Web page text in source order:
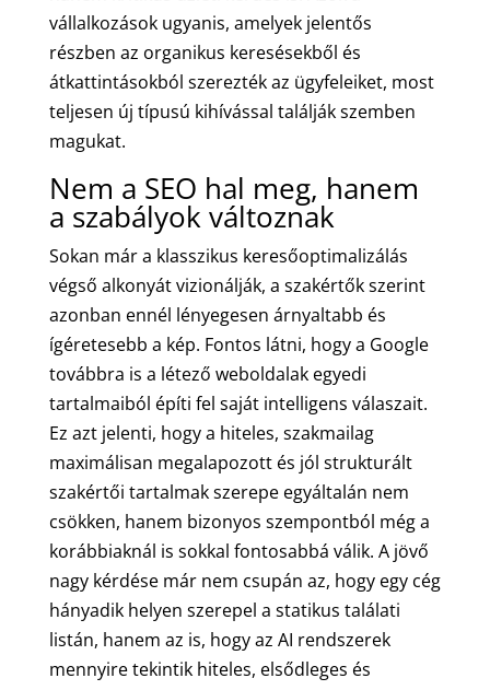
vállalkozások ugyanis, amelyek jelentős
részben az organikus keresésekből és
átkattintásokból szerezték az ügyfeleiket, most
teljesen új típusú kihívással találják szemben
magukat.
Nem a SEO hal meg, hanem
a szabályok változnak
Sokan már a klasszikus keresőoptimalizálás
végső alkonyát vizionálják, a szakértők szerint
azonban ennél lényegesen árnyaltabb és
ígéretesebb a kép. Fontos látni, hogy a Google
továbbra is a létező weboldalak egyedi
tartalmaiból építi fel saját intelligens válaszait.
Ez azt jelenti, hogy a hiteles, szakmailag
maximálisan megalapozott és jól strukturált
szakértői tartalmak szerepe egyáltalán nem
csökken, hanem bizonyos szempontból még a
korábbiaknál is sokkal fontosabbá válik. A jövő
nagy kérdése már nem csupán az, hogy egy cég
hányadik helyen szerepel a statikus találati
listán, hanem az is, hogy az AI rendszerek
mennyire tekintik hiteles, elsődleges és